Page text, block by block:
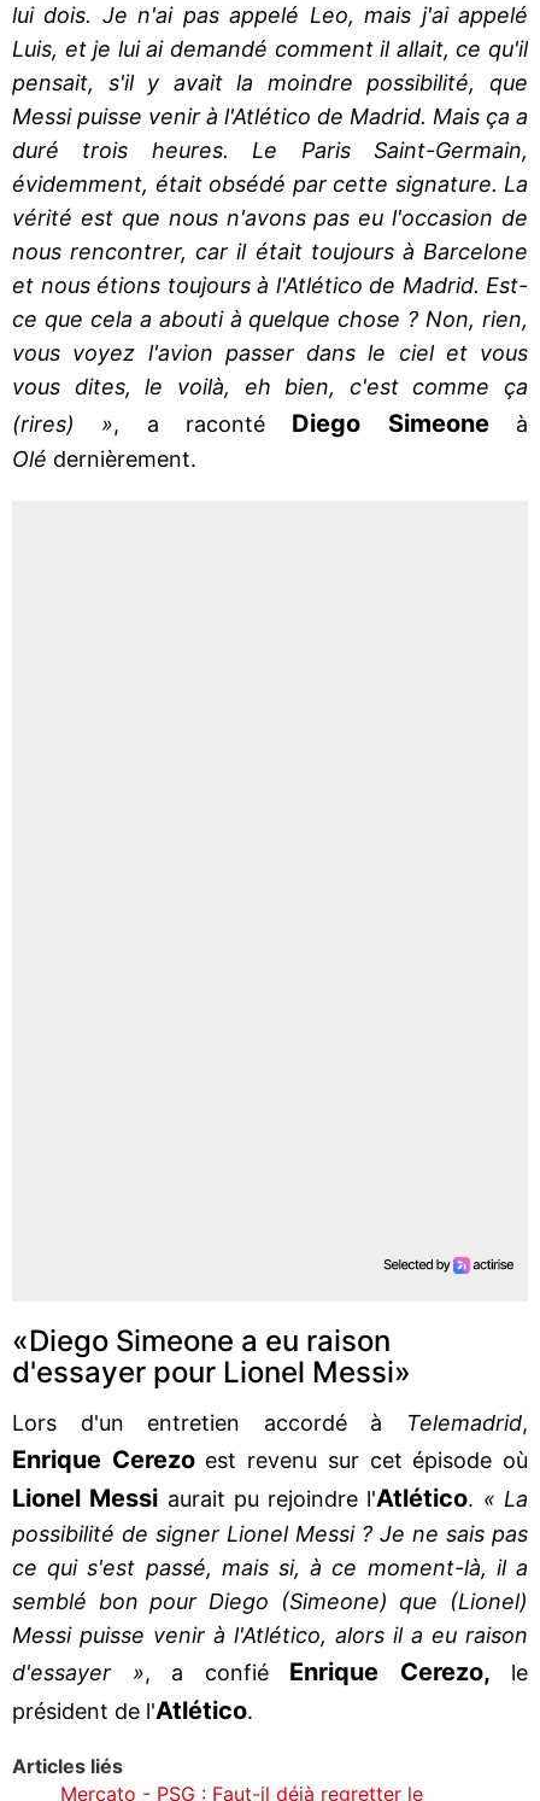
lui dois. Je n'ai pas appelé Leo, mais j'ai appelé
Luis, et je lui ai demandé comment il allait, ce qu'il
pensait, s'il y avait la moindre possibilité, que
Messi puisse venir à l'Atlético de Madrid. Mais ça a
duré trois heures. Le Paris Saint-Germain,
évidemment, était obsédé par cette signature. La
vérité est que nous n'avons pas eu l'occasion de
nous rencontrer, car il était toujours à Barcelone
et nous étions toujours à l'Atlético de Madrid. Est-
ce que cela a abouti à quelque chose ? Non, rien,
vous voyez l'avion passer dans le ciel et vous
vous dites, le voilà, eh bien, c'est comme ça
(rires) », a raconté Diego Simeoneà
Olé dernièrement.
«Diego Simeone a eu raison
d'essayer pour Lionel Messi»
Lors d'un entretien accordé à Telemadrid,
Enrique Cerezoest revenu sur cet épisode où
Lionel Messi aurait pu rejoindre l'Atlético. « La
possibilité de signer Lionel Messi ? Je ne sais pas
ce qui s'est passé, mais si, à ce moment-là, il a
semblé bon pour Diego (Simeone) que (Lionel)
Messi puisse venir à l'Atlético, alors il a eu raison
d'essayer », a confié Enrique Cerezo, le
président de l'Atlético.
Articles liés
Mercato - PSG : Faut-il déjà regretter le